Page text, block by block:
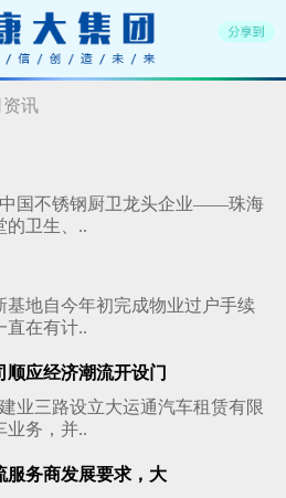
资讯
国不锈钢厨卫龙头企业——珠海
的卫生、..
基地自今年初完成物业过户手续
直在有计..
应经济潮流开设门
业三路设立大运通汽车租赁有限
业务，并..
服务商发展要求，大